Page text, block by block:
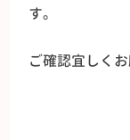
す。
ご確認宜しく